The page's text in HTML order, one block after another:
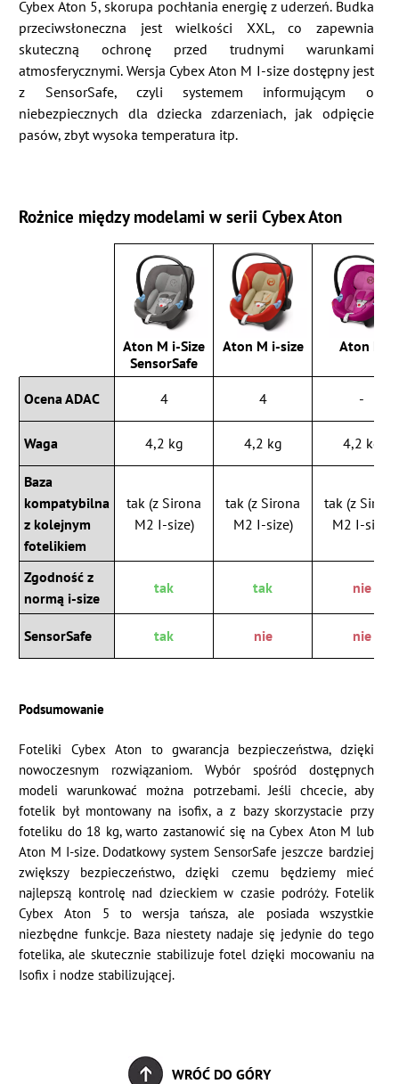
Cybex Aton 5, skorupa pochłania energię z uderzeń. Budka
przeciwsłoneczna jest wielkości XXL, co zapewnia
skuteczną ochronę przed trudnymi warunkami
atmosferycznymi. Wersja Cybex Aton M I-size dostępny jest
z SensorSafe, czyli systemem informującym o
niebezpiecznych dla dziecka zdarzeniach, jak odpięcie
pasów, zbyt wysoka temperatura itp.
Rożnice między modelami w serii Cybex Aton
Aton M i-Size
SensorSafe
Aton M i-size Aton M
Ocena ADAC 4 4 -
Waga 4,2 kg 4,2 kg 4,2 kg
Baza
kompatybilna
z kolejnym
fotelikiem
tak (z Sirona
M2 I-size)
tak (z Sirona
M2 I-size)
tak (z Sirona
M2 I-size)
Zgodność z
normą i-size
tak tak nie
SensorSafe tak nie nie
Podsumowanie
Foteliki Cybex Aton to gwarancja bezpieczeństwa, dzięki
nowoczesnym rozwiązaniom. Wybór spośród dostępnych
modeli warunkować można potrzebami. Jeśli chcecie, aby
fotelik był montowany na isofix, a z bazy skorzystacie przy
foteliku do 18 kg, warto zastanowić się na Cybex Aton M lub
Aton M I-size. Dodatkowy system SensorSafe jeszcze bardziej
zwiększy bezpieczeństwo, dzięki czemu będziemy mieć
najlepszą kontrolę nad dzieckiem w czasie podróży. Fotelik
Cybex Aton 5 to wersja tańsza, ale posiada wszystkie
niezbędne funkcje. Baza niestety nadaje się jedynie do tego
fotelika, ale skutecznie stabilizuje fotel dzięki mocowaniu na
Isofix i nodze stabilizującej.
WRÓĆ DO GÓRY